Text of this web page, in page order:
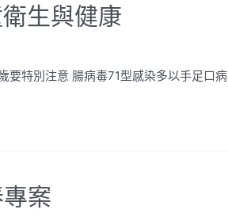
生與健康
要特別注意 腸病毒71型感染多以手足口
案